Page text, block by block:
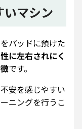
マシン
パッドに預けた
に左右されにく
です。
安を感じやすい
ニングを行うこ